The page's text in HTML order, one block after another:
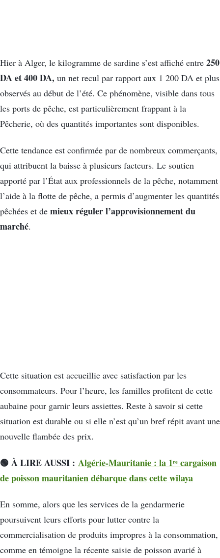
Hier à Alger, le kilogramme de sardine s’est affiché entre 250
DA et 400 DA, un net recul par rapport aux 1 200 DA et plus
observés au début de l’été. Ce phénomène, visible dans tous
les ports de pêche, est particulièrement frappant à la
Pêcherie, où des quantités importantes sont disponibles.
Cette tendance est confirmée par de nombreux commerçants,
qui attribuent la baisse à plusieurs facteurs. Le soutien
apporté par l’État aux professionnels de la pêche, notamment
l’aide à la flotte de pêche, a permis d’augmenter les quantités
pêchées et de mieux réguler l’approvisionnement du
marché.
Cette situation est accueillie avec satisfaction par les
consommateurs. Pour l’heure, les familles profitent de cette
aubaine pour garnir leurs assiettes. Reste à savoir si cette
situation est durable ou si elle n’est qu’un bref répit avant une
nouvelle flambée des prix.
🟢 À LIRE AUSSI : Algérie-Mauritanie : la 1ʳᵉ cargaison
de poisson mauritanien débarque dans cette wilaya
En somme, alors que les services de la gendarmerie
poursuivent leurs efforts pour lutter contre la
commercialisation de produits impropres à la consommation,
comme en témoigne la récente saisie de poisson avarié à